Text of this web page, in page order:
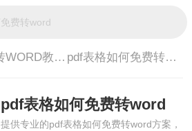
PDF转WORD教程> pdf表格如何免费转word
pdf表格如何免费转word
提供专业的pdf表格如何免费转word方案，